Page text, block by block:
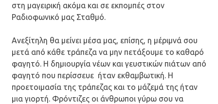
στη μαγειρική ακόμα και σε εκπομπές στον
Ραδιοφωνικό μας Σταθμό.
Ανεξίτηλη θα μείνει μέσα μας, επίσης, η μέριμνά σου
μετά από κάθε τράπεζα να μην πετάξουμε το καθαρό
φαγητό. Η δημιουργία νέων και γευστικών πιάτων από
φαγητό που περίσσευε ήταν εκθαμβωτική. Η
προετοιμασία της τράπεζας και το μάζεμά της ήταν
μια γιορτή. Φρόντιζες οι άνθρωποι γύρω σου να